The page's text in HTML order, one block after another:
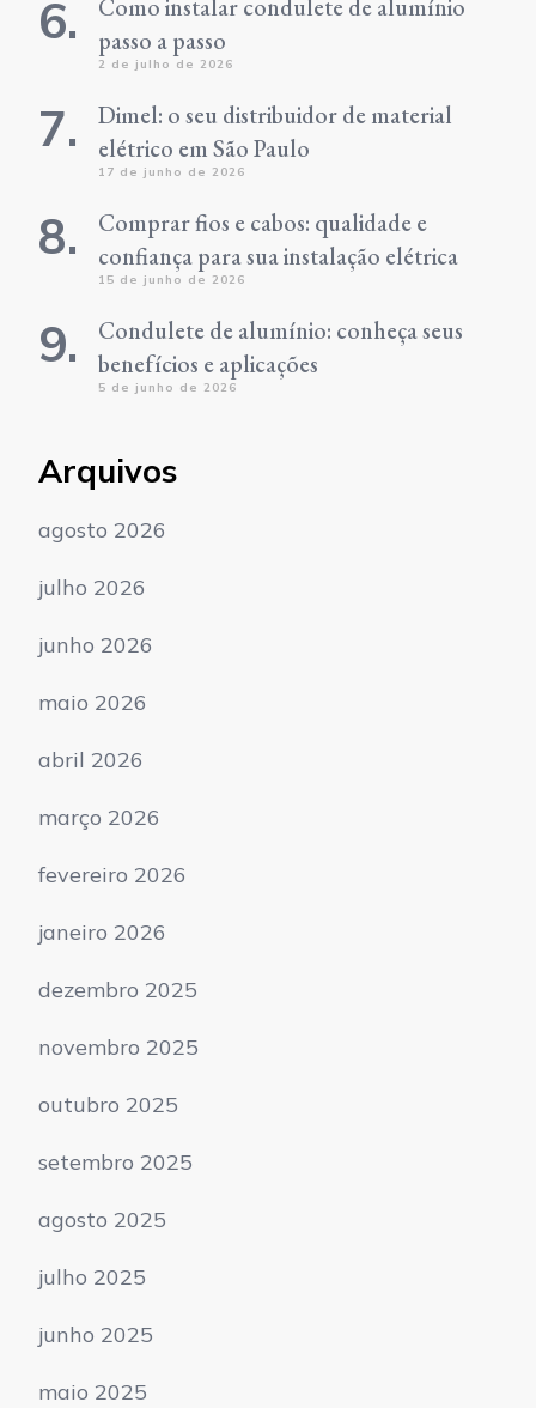
Como instalar condulete de alumínio
passo a passo
2 de julho de 2026
Dimel: o seu distribuidor de material
elétrico em São Paulo
17 de junho de 2026
Comprar fios e cabos: qualidade e
confiança para sua instalação elétrica
15 de junho de 2026
Condulete de alumínio: conheça seus
benefícios e aplicações
5 de junho de 2026
Arquivos
agosto 2026
julho 2026
junho 2026
maio 2026
abril 2026
março 2026
fevereiro 2026
janeiro 2026
dezembro 2025
novembro 2025
outubro 2025
setembro 2025
agosto 2025
julho 2025
junho 2025
maio 2025